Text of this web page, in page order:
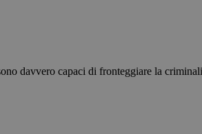
davvero capaci di fronteggiare la